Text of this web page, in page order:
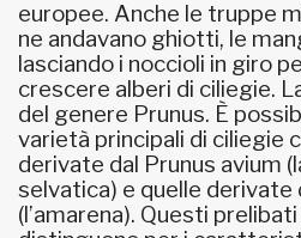
europee. Anche le truppe
ne andavano ghiotti, le
lasciando i noccioli in giro
crescere alberi di ciliegie.
del genere Prunus. È
varietà principali di ciliegie
derivate dal Prunus avium
selvatica) e quelle derivate
(l’amarena). Questi